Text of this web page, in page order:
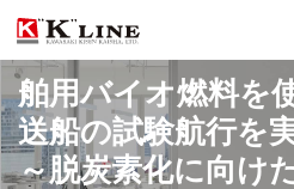
舶用バイオ燃料を
送船の試験航行を
～脱炭素化に向け